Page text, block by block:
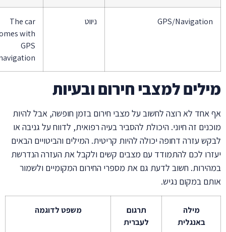
GPS/
The car
comes with
navigation
למצבי חירום ובעיות
לא רוצה לחשוב על מצבי חירום בזמן חופשה, אבל להיות
זה חיוני. היכולת להסביר בעיה רפואית, לדווח על גניבה או
עזרה דחופה יכולה להיות קריטית. המילים והביטויים הבאים
לכם להתמודד עם מצבים קשים ולקבל את העזרה הנדרשת
חשוב לדעת גם את מספרי החירום המקומיים ולשמור
במקום נגיש.
מילה
באנגלית
תרגום
לעברית
משפט לדוגמה